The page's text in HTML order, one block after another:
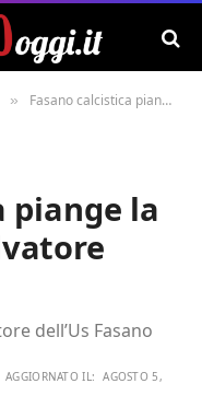
» Fasano calcistica piange la scomparsa di Salvatore Mazzarano
piange la
dell’Us Fasano
AGGIORNATO IL: AGOSTO 5,